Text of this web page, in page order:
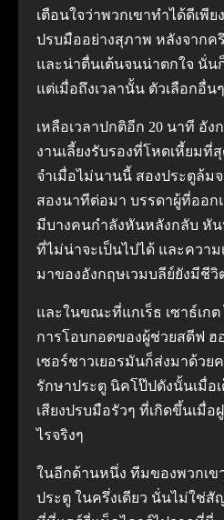
เตือนใจว่าพวกเขาทำได้ดีเพี
ปรบมืออย่างสุภาพ หลังจากค
และน่าตื่นเต้นจนน่าตกใจ นั่น
แต่เมื่อถึงเวลานั้น ตัวเลือกอื่
เหลือเวลาปกติอีก 20 นาที อั
งานเลี้ยงรับรองที่โหดเหี้ยมที่
จำเมื่อไม่นานนี้ สองประตูล้ม
สองนาทีต่อมา บรรดาผู้ที่ออก
มีบางคนกำลังหันหลังกลับ หั
ที่ไม่น่าจะเป็นไปได้ และควา
มาของอังกฤษเวมบลีย์ยังมีชีวิ
และในขณะที่แกเร็ธ เซาธ์เก
การโอบกอดของผู้ช่วยสตีฟ
เซอร์ชาวเยอรมันก็ส่งมาด้วย
รักษาประตู นิคโป๊ปดังนั้นเมื่อเ
เสียงปรบมือรัวๆ ที่เกิดขึ้นเมื่อ
ไรจริงๆ
ในอีกด้านหนึ่ง ทีมของพวกเข
ประตู ในครึ่งเดียว นั่นไม่ใช่